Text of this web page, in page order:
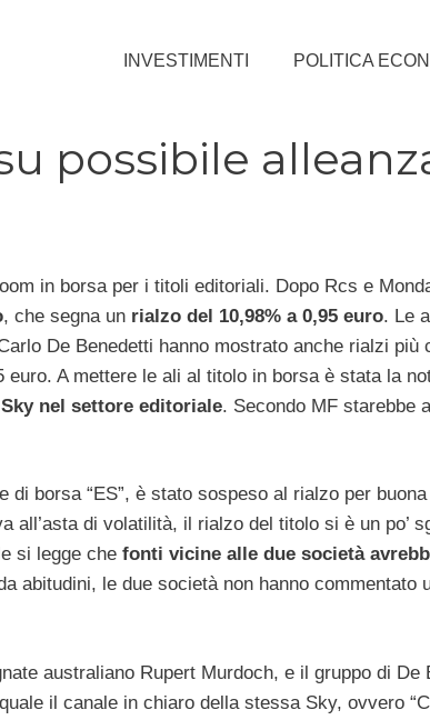
INVESTIMENTI POLITICA
su possibile
in borsa per i titoli editoriali. Dopo Rcs e
, che segna un rialzo del 10,98% a 0,95 euro. Le
De Benedetti hanno mostrato anche rialzi più
euro. A mettere le ali al titolo in borsa è stata la
nel settore editoriale. Secondo MF starebbe
di borsa “ES”, è stato sospeso al rialzo per
all’asta di volatilità, il rialzo del titolo si è un po’
si legge che fonti vicine alle due società
abitudini, le due società non hanno commentato
australiano Rupert Murdoch, e il gruppo di De
il canale in chiaro della stessa Sky, ovvero